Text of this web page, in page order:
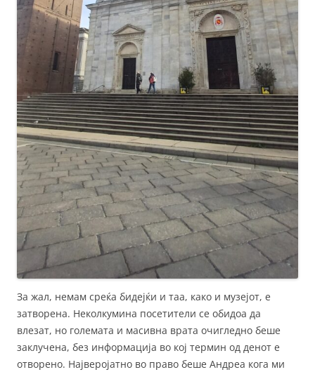
За жал, немам среќа бидејќи и таа, како и музејот, е
затворена. Неколкумина посетители се обидоа да
влезат, но големата и масивна врата очигледно беше
заклучена, без информација во кој термин од денот е
отворено. Најверојатно во право беше Андреа кога ми